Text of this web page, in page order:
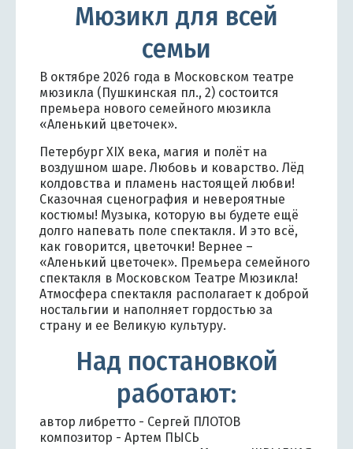
Мюзикл для всей
семьи
В октябре 2026 года в Московском театре
мюзикла (Пушкинская пл., 2) состоится
премьера нового семейного мюзикла
«Аленький цветочек».
Петербург XIX века, магия и полёт на
воздушном шаре. Любовь и коварство. Лёд
колдовства и пламень настоящей любви!
Сказочная сценография и невероятные
костюмы! Музыка, которую вы будете ещё
долго напевать поле спектакля. И это всё,
как говорится, цветочки! Вернее –
«Аленький цветочек». Премьера семейного
спектакля в Московском Театре Мюзикла!
Атмосфера спектакля располагает к доброй
ностальгии и наполняет гордостью за
страну и ее Великую культуру.
Над постановкой
работают:
автор либретто - Сергей ПЛОТОВ
композитор - Артем ПЫСЬ